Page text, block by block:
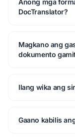
Anong mga
DocTranslator?
Magkano ang
dokumento
Ilang wika ang
Gaano kabilis